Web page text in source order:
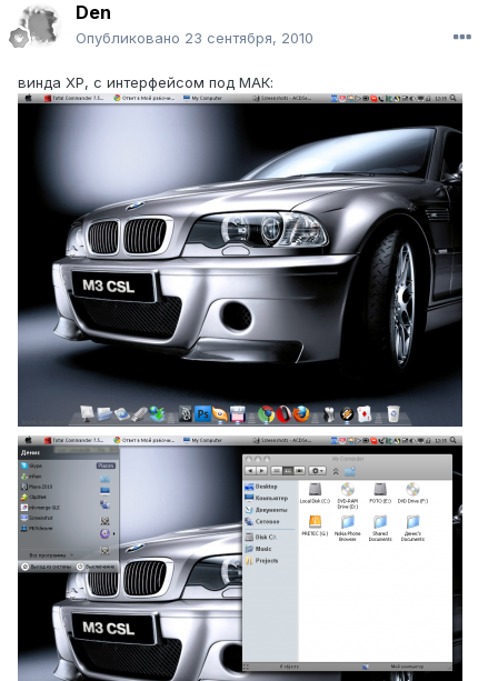
Den
Опубликовано 23 сентября, 2010
винда ХР, с интерфейсом под МАК: